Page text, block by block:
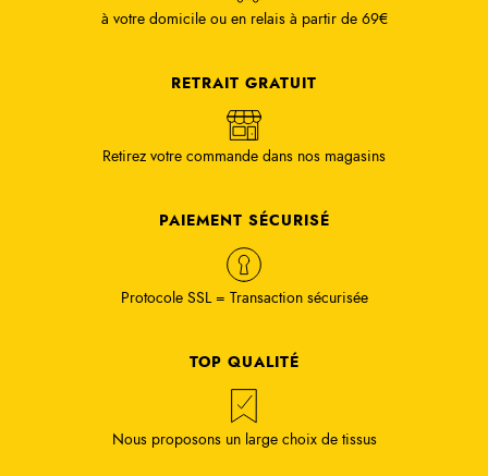
à votre domicile ou en relais à partir de 69€
RETRAIT GRATUIT
Retirez votre commande dans nos magasins
PAIEMENT SÉCURISÉ
Protocole SSL = Transaction sécurisée
TOP QUALITÉ
Nous proposons un large choix de tissus